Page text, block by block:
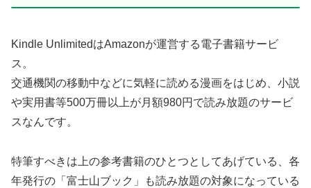
Kindle UnlimitedはAmazonが運営する電子書籍サービ
ス。
交通機関の移動中などに気軽に読める漫画をはじめ、小説
や実用書等500万冊以上が月額980円で読み放題のサービ
スなんです。
特筆すべきは上の参考書籍のひとつとしてあげている、各
年発行の「富士山ブック」も読み放題の対象になっている